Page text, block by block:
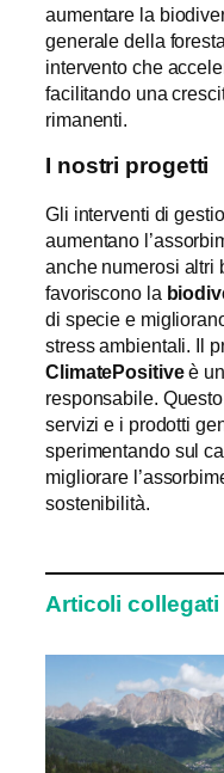
aumentare la
generale della
intervento che
facilitando una
rimanenti.
I nostri progetti
Gli interventi di
aumentano
anche numerosi altri
favoriscono la
di specie e
stress ambientali. Il
ClimatePositiveè
responsabile.
servizi e i prodotti
sperimentando sul
migliorare
sostenibilità.
Articoli collegati